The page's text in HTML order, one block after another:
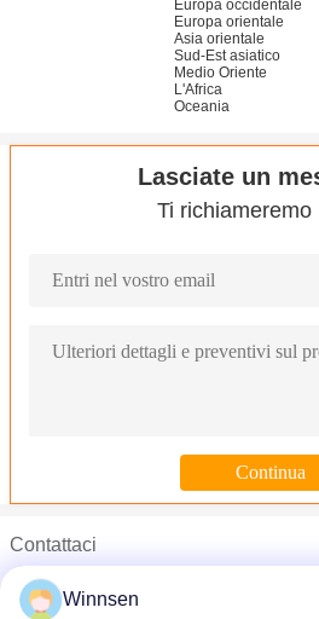
Europa occidentale
Europa orientale
Asia orientale
Sud-Est asiatico
Medio Oriente
L'Africa
Oceania
Lasciate un
Ti richiameremo
Contattaci
Mr. John Liu
I distributori automatici elettronici
Porte differenti automatizzate di
Winnsen